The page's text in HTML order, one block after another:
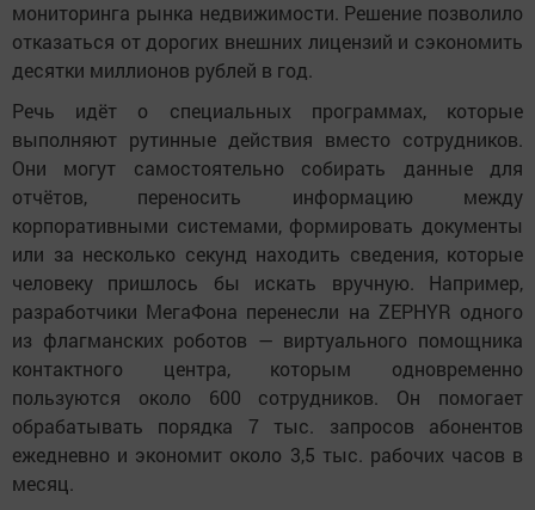
мониторинга рынка недвижимости. Решение позволило
отказаться от дорогих внешних лицензий и сэкономить
десятки миллионов рублей в год.
Речь идёт о специальных программах, которые
выполняют рутинные действия вместо сотрудников.
Они могут самостоятельно собирать данные для
отчётов, переносить информацию между
корпоративными системами, формировать документы
или за несколько секунд находить сведения, которые
человеку пришлось бы искать вручную. Например,
разработчики МегаФона перенесли на ZEPHYR одного
из флагманских роботов — виртуального помощника
контактного центра, которым одновременно
пользуются около 600 сотрудников. Он помогает
обрабатывать порядка 7 тыс. запросов абонентов
ежедневно и экономит около 3,5 тыс. рабочих часов в
месяц.